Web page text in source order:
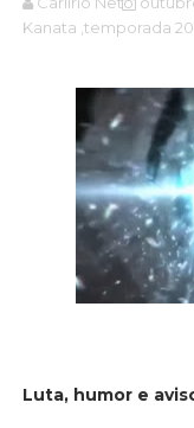
Kanata ,temporada
Luta, humor e